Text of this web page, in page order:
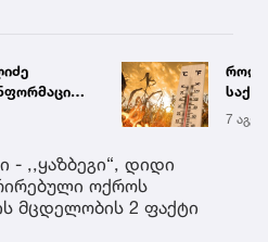
+40-
რა
7 აგვ
- ,,ყაზბეგი“, დიდი
ოქროს
მცდელობის 2 ფაქტი